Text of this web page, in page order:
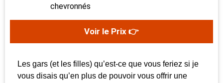
chevronnés
Voir le Prix 👉
Les gars (et les filles) qu’est-ce que vous feriez si je
vous disais qu’en plus de pouvoir vous offrir une